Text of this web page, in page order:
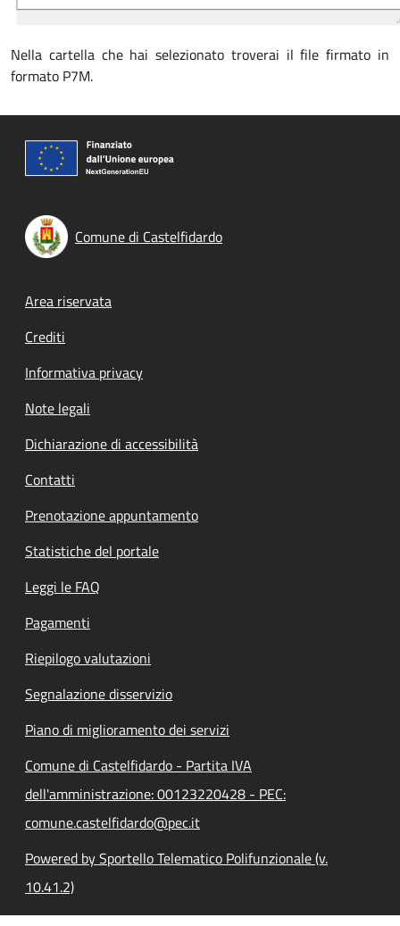
Nella cartella che hai selezionato troverai il file firmato in
formato P7M.
Comune di Castelfidardo
Footer menu
Area riservata
Crediti
Informativa privacy
Note legali
Dichiarazione di accessibilità
Contatti
Prenotazione appuntamento
Statistiche del portale
Leggi le FAQ
Pagamenti
Riepilogo valutazioni
Segnalazione disservizio
Piano di miglioramento dei servizi
Comune di Castelfidardo - Partita IVA
dell'amministrazione: 00123220428 - PEC:
comune.castelfidardo@pec.it
Powered by Sportello Telematico Polifunzionale (v.
10.41.2)